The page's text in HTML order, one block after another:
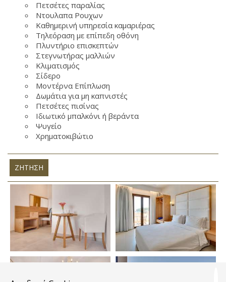
Πετσέτες παραλίας
Ντουλαπα Ρουχων
Καθημερινή υπηρεσία καμαριέρας
Τηλεόραση με επίπεδη οθόνη
Πλυντήριο επισκεπτών
Στεγνωτήρας μαλλιών
Κλιματισμός
Σίδερο
Μοντέρνα Επίπλωση
Δωμάτια για μη καπνιστές
Πετσέτες πισίνας
Ιδιωτικό μπαλκόνι ή βεράντα
Ψυγείο
Χρηματοκιβώτιο
ΖΉΤΗΣΗ